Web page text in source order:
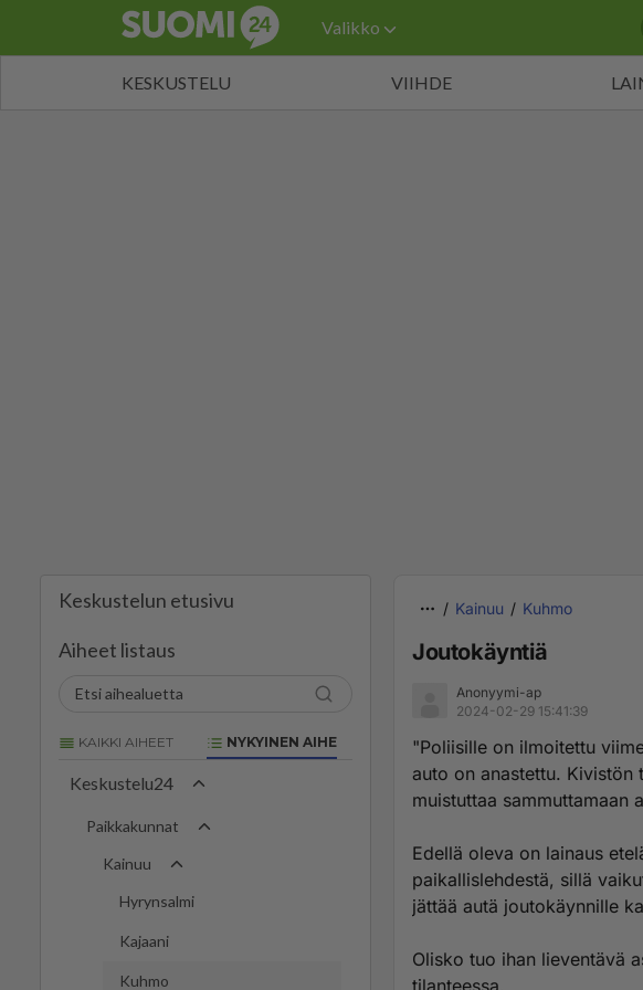
Valikko
KESKUSTELU VIIHDE
Keskustelun etusivu
Aiheet listaus
KAIKKI AIHEET NYKYINEN AIHE
Keskustelu24
Paikkakunnat
Kainuu
Hyrynsalmi
Kajaani
Kuhmo
Kainuu Kuhmo
Joutokäyntiä
Anonyymi-ap
2024-02-29 15:41:39
"Poliisille on ilmoitettu
auto on anastettu. Kivistön
muistuttaa sammuttamaan
Edellä oleva on lainaus
paikallislehdestä, sillä
jättää autä joutokäynnille
Olisko tuo ihan lieventävä
tilanteessa.